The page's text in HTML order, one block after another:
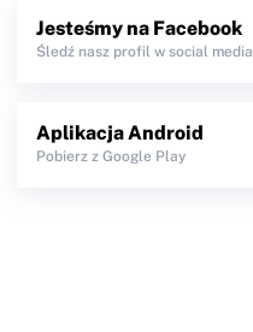
Jesteśmy na Facebook
Śledź nasz profil w social media
Aplikacja Android
Pobierz z Google Play